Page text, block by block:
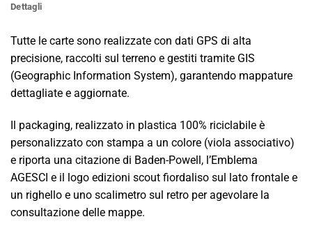
Dettagli
Tutte le carte sono realizzate con dati GPS di alta
precisione, raccolti sul terreno e gestiti tramite GIS
(Geographic Information System), garantendo mappature
dettagliate e aggiornate.
Il packaging, realizzato in plastica 100% riciclabile è
personalizzato con stampa a un colore (viola associativo)
e riporta una citazione di Baden-Powell, l’Emblema
AGESCI e il logo edizioni scout fiordaliso sul lato frontale e
un righello e uno scalimetro sul retro per agevolare la
consultazione delle mappe.